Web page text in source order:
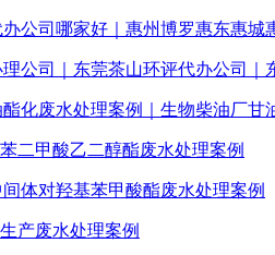
公司哪家好｜惠州博罗惠东惠城
公司｜东莞茶山环评代办公司｜
化废水处理案例｜生物柴油厂甘
二甲酸乙二醇酯废水处理案例
体对羟基苯甲酸酯废水处理案例
产废水处理案例